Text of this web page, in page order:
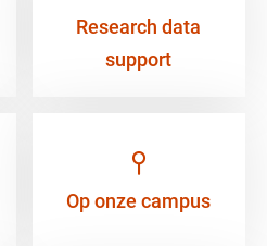
Research data
support
Op onze campus